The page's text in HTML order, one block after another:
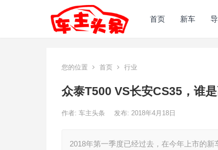
首页 新车
您的位置 首页 行业
众泰T500 VS长安CS35，谁
作者: 车主头条 发布: 2018年4月18日
2018年第一季度已经过去，在今年上市的